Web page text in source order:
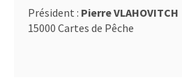
Président : Pierre VLAHOVITCH
15000 Cartes de Pêche